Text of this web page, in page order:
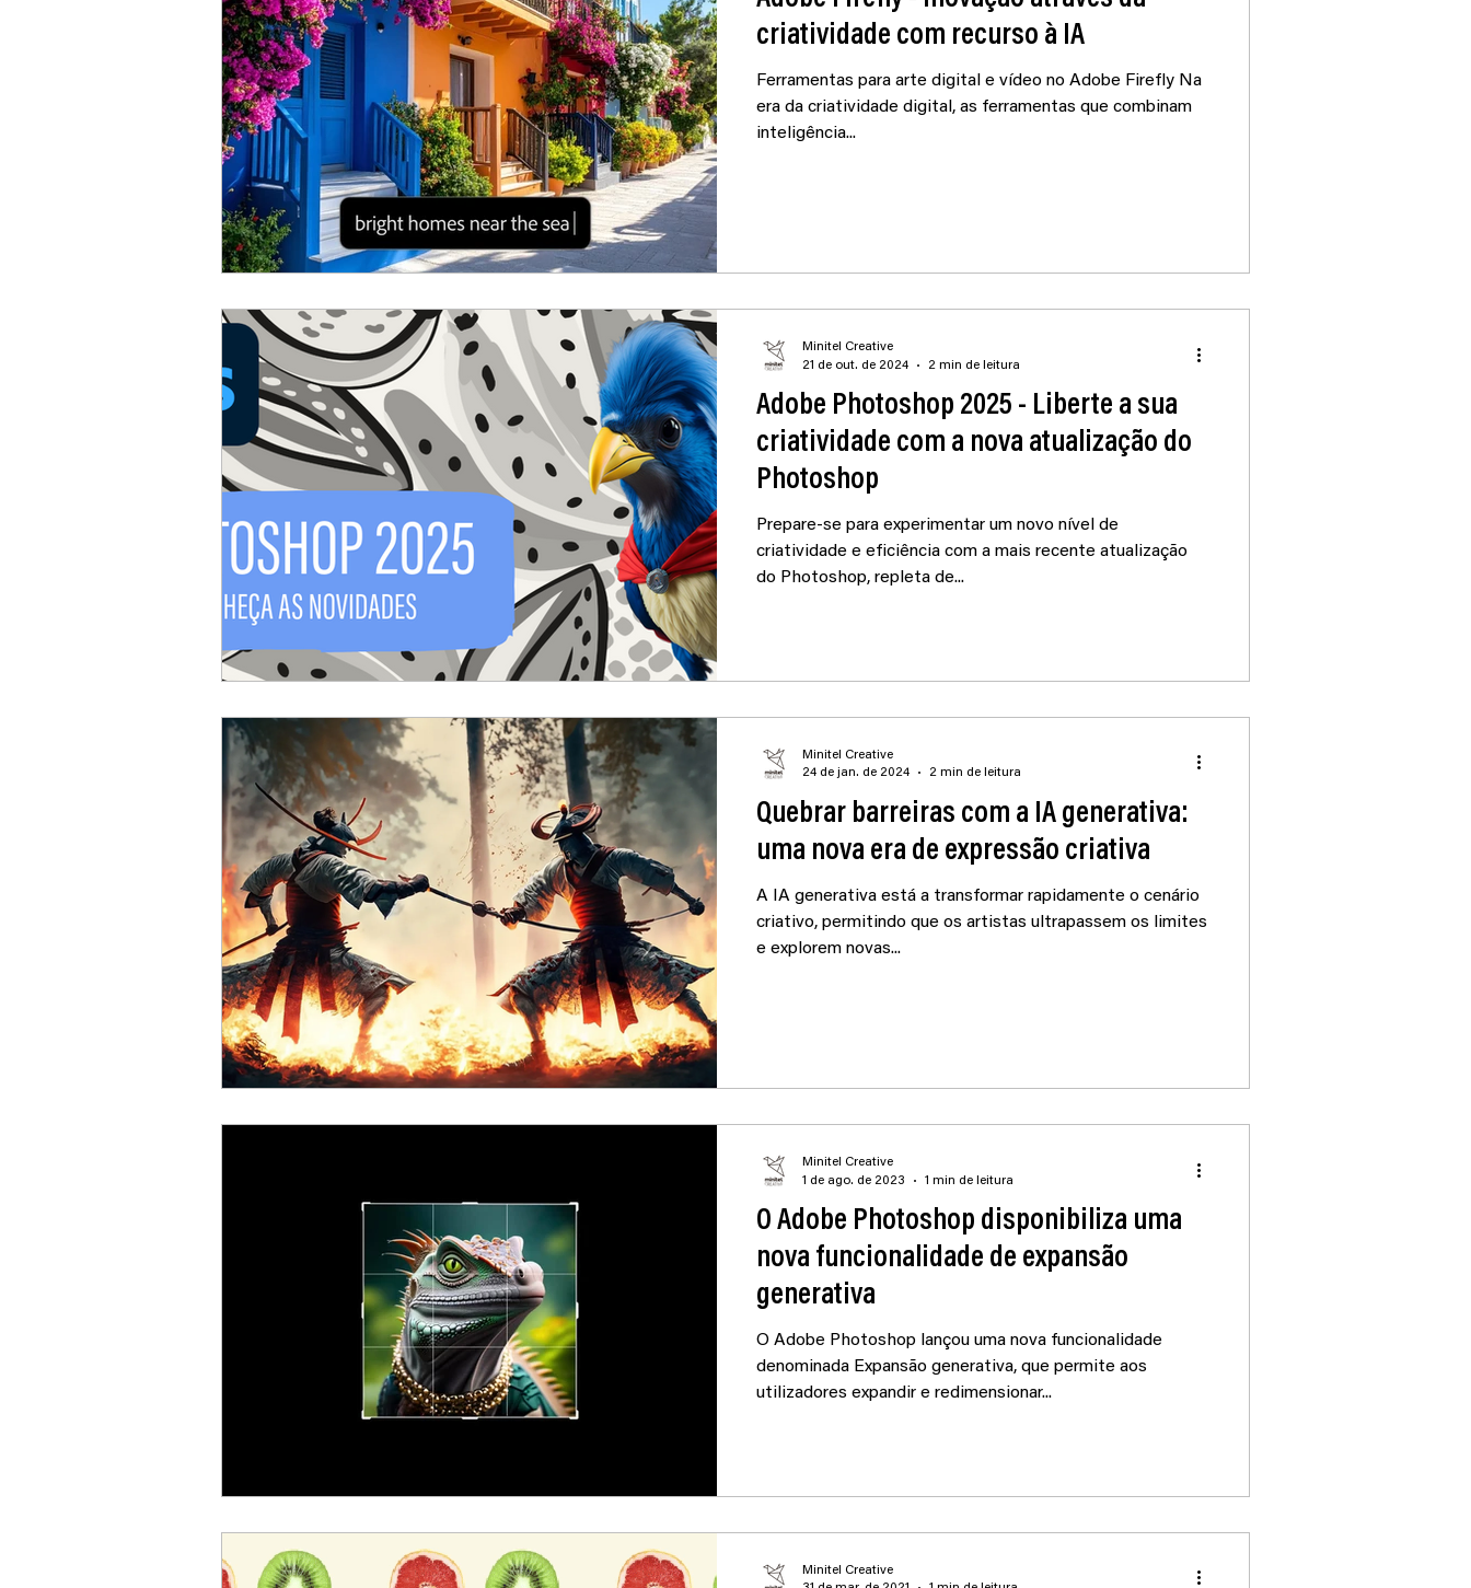
criatividade com recurso à IA
Ferramentas para arte digital e vídeo no Adobe Firefly Na
era da criatividade digital, as ferramentas que combinam
inteligência...
Adobe Photoshop 2025 - Liberte a sua
criatividade com a nova atualização do
Photoshop
Prepare-se para experimentar um novo nível de
criatividade e eficiência com a mais recente atualização
do Photoshop, repleta de...
Minitel Creative
21 de out. de 2024
2 min de leitura
Quebrar barreiras com a IA generativa:
uma nova era de expressão criativa
A IA generativa está a transformar rapidamente o cenário
criativo, permitindo que os artistas ultrapassem os limites
e explorem novas...
Minitel Creative
24 de jan. de 2024
2 min de leitura
O Adobe Photoshop disponibiliza uma
nova funcionalidade de expansão
generativa
O Adobe Photoshop lançou uma nova funcionalidade
denominada Expansão generativa, que permite aos
utilizadores expandir e redimensionar...
Minitel Creative
1 de ago. de 2023
1 min de leitura
Minitel Creative